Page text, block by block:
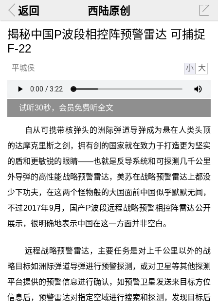
返回 西陆原创
揭秘中国P波段相控阵预警雷达 可捕捉
F-22
平城侯 小 大
试听30秒，会员免费听全文
自从可携带核弹头的洲际弹道导弹成为悬在人类头顶
的达摩克里斯之剑，拥有剑的国家就在致力于打造更为坚实
的盾和更敏锐的眼睛——也就是反导系统和可探测几千公里
外导弹的高性能战略预警雷达，美苏在战略预警雷达上都没
少下功夫，在这两个怪物般的大国面前中国似乎默默无闻，
不过2017年9月，国产P波段远程战略预警相控阵雷达公开
展示，很明确地表示中国在这一方面并非空白。
远程战略预警雷达，主要任务是对上千公里以外的战
略目标如洲际弹道导弹进行预警探测，或对卫星等其他探测
平台提供的预警信息进行确认，如预警卫星发送来目标方位
信息后，预警雷达对指定空域进行搜索和探测，发现目标后